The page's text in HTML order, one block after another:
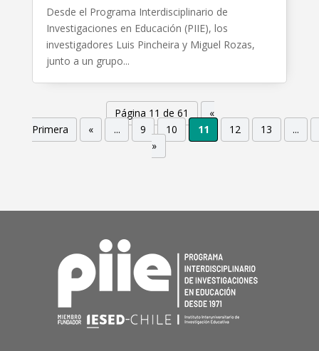
Desde el Programa Interdisciplinario de
Investigaciones en Educación (PIIE), los
investigadores Luis Pincheira y Miguel Rozas,
junto a un grupo...
Página 11 de 61
«
Primera
« ... 9 10 11 12 13
...
»